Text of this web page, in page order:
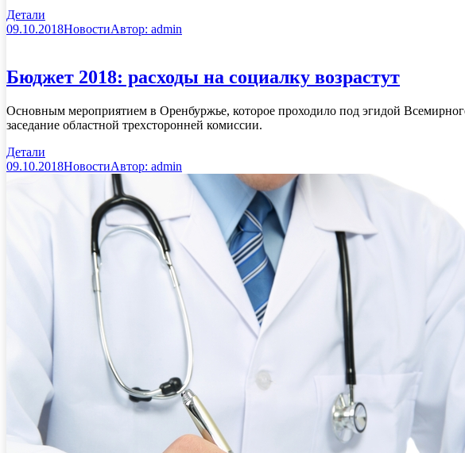
Детали
09.10.2018НовостиАвтор: admin
Бюджет 2018: расходы на социалку возрастут
Основным мероприятием в Оренбуржье, которое проходило под эгидой
заседание областной трехсторонней комиссии.
Детали
09.10.2018НовостиАвтор: admin